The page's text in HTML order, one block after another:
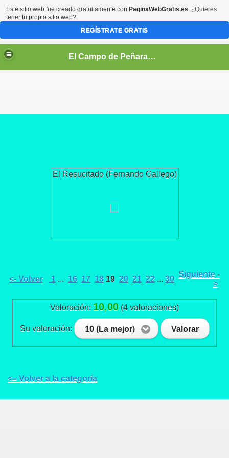
El Campo de Peñaranda (Salamanca)
El Resucitado (Fernando Gallego)
<- Volver 1 ... 16 17 18 19 20 21 22 ... 30
Siguiente -
>
Valoración: 10,00 (4 valoraciones)
Su valoración: 10 (La mejor) Valorar
<= Volver a la categoría
Este sitio web fue creado gratuitamente con PaginaWebGratis.es. ¿Quieres
tener tu propio sitio web?
REGÍSTRATE GRATIS